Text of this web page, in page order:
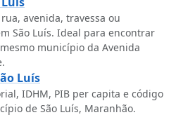
avenida, travessa ou
São Luís. Ideal para encontrar
município da Avenida
Luís
IDHM, PIB per capita e código
de São Luís, Maranhão.